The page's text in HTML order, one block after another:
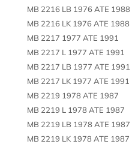
MB 2216 LB 1976 ATE 1988
MB 2216 LK 1976 ATE 1988
MB 2217 1977 ATE 1991
MB 2217 L 1977 ATE 1991
MB 2217 LB 1977 ATE 1991
MB 2217 LK 1977 ATE 1991
MB 2219 1978 ATE 1987
MB 2219 L 1978 ATE 1987
MB 2219 LB 1978 ATE 1987
MB 2219 LK 1978 ATE 1987